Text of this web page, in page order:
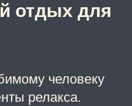
отдых для
человеку
релакса.